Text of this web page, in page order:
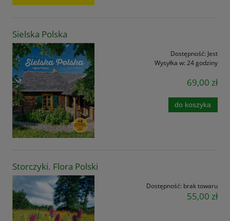
Sielska Polska
Dostępność: Jest
Wysyłka w: 24 godziny
69,00 zł
do koszyka
Storczyki. Flora Polski
Dostępność: brak towaru
55,00 zł